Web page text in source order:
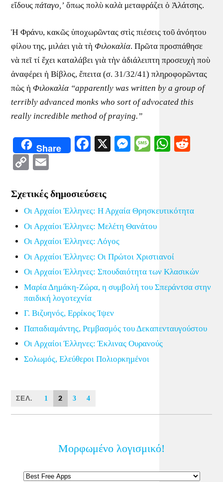
εἴδουςπάταγο,’ ὅπως πολὺ καλὰ μεταφράζει ὁ Ἀλάτσης.
Ἡ Φράνυ, κακῶς ὑποχωρῶντας στὶς πιέσεις τοῦ ἀνόητου
φίλου της, μιλάει γιὰ τὴΦιλοκαλία. Πρῶτα προσπάθησε
νὰ πεῖ τί ἔχει καταλάβει γιὰ τὴν ἀδιάλειπτη προσευχὴ ποὺ
ἀναφέρει ἡ Βίβλος, ἔπειτα (σ. 31/32/41) πληροφορῶντας
πὼς ἡΦιλοκαλία “apparently was written by a group of
terribly advanced monks who sort of advocated this
really incredible method of praying.”
Share Facebook
X Messenger
Message
Copy
Σχετικές δημοσιεύσεις
Οι Αρχαίοι Έλληνες: Η Αρχαία Θρησκευτικότητα
Οι Αρχαίοι Έλληνες: Μελέτη Θανάτου
Οι Αρχαίοι Έλληνες: Λόγος
Οι Αρχαίοι Έλληνες: Οι Πρώτοι Χριστιανοί
Οι Αρχαίοι Έλληνες: Σπουδαιότητα των Κλασικών
Μαρία Δημάκη-Ζώρα, η συμβολή του Σπεράντσα στην
παιδική λογοτεχνία
Γ. Βιζυηνός, Ερρίκος Ίψεν
Παπαδιαμάντης, Ρεμβασμός του Δεκαπενταυγούστου
Οι Αρχαίοι Έλληνες: Έκλινας Ουρανούς
Σολωμός, Ελεύθεροι Πολιορκημένοι
ΣΕΛ. 1 2 3 4
Μορφωμένο λογισμικό!